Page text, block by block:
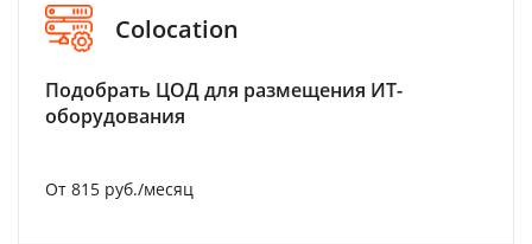
Colocation
Подобрать ЦОД для размещения ИТ-
оборудования
От 815 руб./месяц